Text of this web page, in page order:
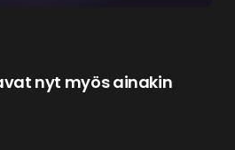
nyt myös ainakin